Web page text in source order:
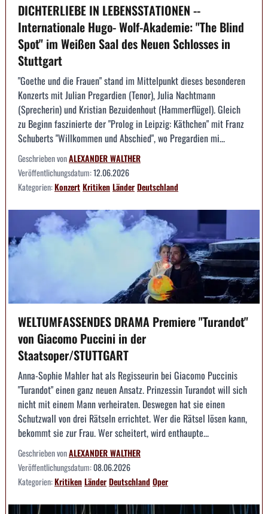
DICHTERLIEBE IN LEBENSSTATIONEN --
Internationale Hugo- Wolf-Akademie: "The Blind
Spot" im Weißen Saal des Neuen Schlosses in
Stuttgart
"Goethe und die Frauen" stand im Mittelpunkt dieses besonderen
Konzerts mit Julian Pregardien (Tenor), Julia Nachtmann
(Sprecherin) und Kristian Bezuidenhout (Hammerflügel). Gleich
zu Beginn faszinierte der "Prolog in Leipzig: Käthchen" mit Franz
Schuberts "Willkommen und Abschied", wo Pregardien mi...
Geschrieben vonALEXANDER WALTHER
Veröffentlichungsdatum:12.06.2026
Kategorien:KonzertKritikenLänderDeutschland
WELTUMFASSENDES DRAMA Premiere "Turandot"
von Giacomo Puccini in der
Staatsoper/STUTTGART
Anna-Sophie Mahler hat als Regisseurin bei Giacomo Puccinis
"Turandot" einen ganz neuen Ansatz. Prinzessin Turandot will sich
nicht mit einem Mann verheiraten. Deswegen hat sie einen
Schutzwall von drei Rätseln errichtet. Wer die Rätsel lösen kann,
bekommt sie zur Frau. Wer scheitert, wird enthaupte...
Geschrieben vonALEXANDER WALTHER
Veröffentlichungsdatum:08.06.2026
Kategorien:KritikenLänderDeutschlandOper